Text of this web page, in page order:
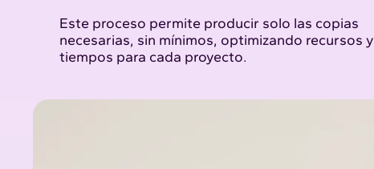
Este proceso permite producir solo las copias
necesarias, sin mínimos, optimizando recursos y
tiempos para cada proyecto.